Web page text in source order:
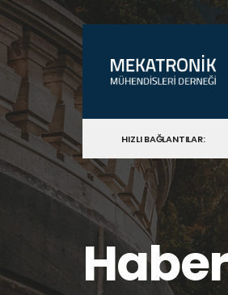
content
HIZLI BAĞLANTILAR: